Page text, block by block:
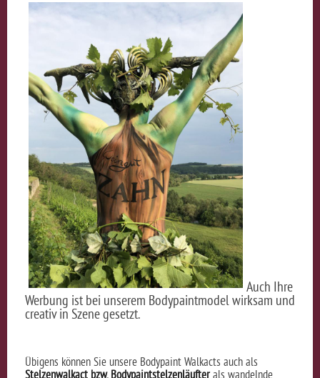
Auch Ihre
Werbung ist bei unserem Bodypaintmodel wirksam und
creativ in Szene gesetzt.
Übigens können Sie unsere Bodypaint Walkacts auch als
Stelzenwalkact bzw. Bodypaintstelzenläufter als wandelnde